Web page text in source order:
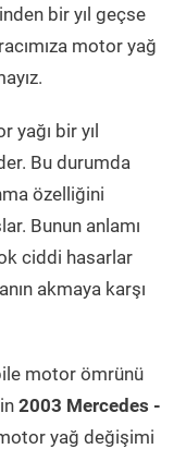
bir yıl geçse
motor yağ
yağı bir yıl
Bu durumda
özelliğini
Bunun anlamı
ciddi hasarlar
akmaya karşı
motor ömrünü
2003 Mercedes -
motor yağ değişimi